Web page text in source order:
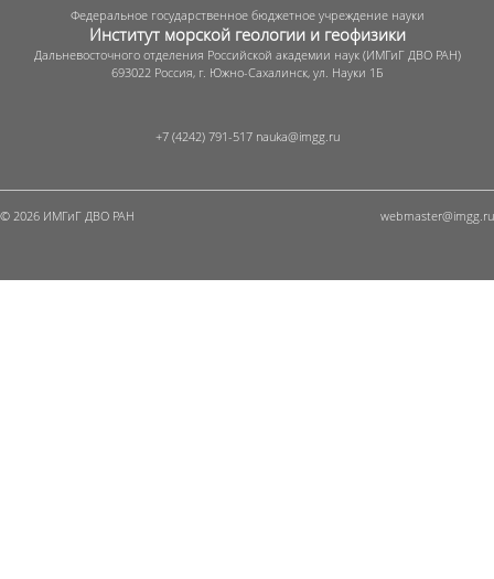
Федеральное государственное бюджетное учреждение науки
Институт морской геологии и геофизики
Дальневосточного отделения Российской академии наук (ИМГиГ ДВО РАН)
693022 Россия, г. Южно-Сахалинск, ул. Науки 1Б
+7 (4242) 791-517
© 2026 ИМГиГ ДВО РАН